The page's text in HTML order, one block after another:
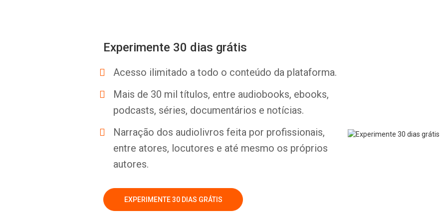
Experimente 30 dias grátis
Acesso ilimitado a todo o conteúdo da plataforma.
Mais de 30 mil títulos, entre audiobooks, ebooks,
podcasts, séries, documentários e notícias.
Narração dos audiolivros feita por profissionais,
entre atores, locutores e até mesmo os próprios
autores.
EXPERIMENTE 30 DIAS GRÁTIS